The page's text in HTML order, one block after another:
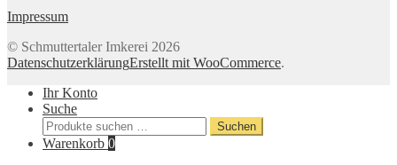
Impressum
© Schmuttertaler Imkerei 2026
DatenschutzerklärungErstellt mit WooCommerce.
Ihr Konto
Suche
Suche
nach:
Suchen
Warenkorb 0